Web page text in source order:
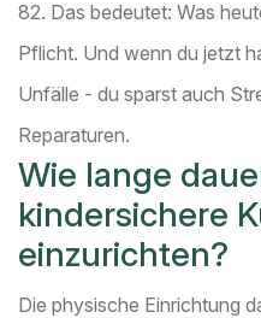
82. Das bedeutet: Was
Pflicht. Und wenn du jetzt
Unfälle - du sparst auch
Reparaturen.
Wie lange
kindersichere
einzurichten?
Die physische Einrichtung